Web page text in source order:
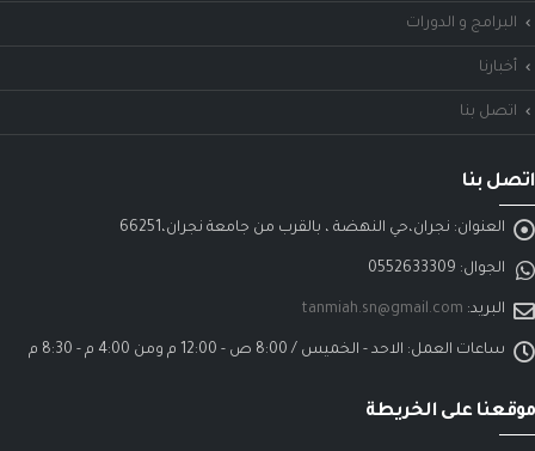
البرامج و الدورات
أخبارنا
اتصل بنا
اتصل بنا
العنوان: نجران،حي النهضة ، بالقرب من جامعة نجران،66251
الجوال: 0552633309
البريد: tanmiah.sn@gmail.com
ساعات العمل: الاحد - الخميس / 8:00 ص - 12:00 م ومن 4:00 م - 8:30 م
موقعنا على الخريطة